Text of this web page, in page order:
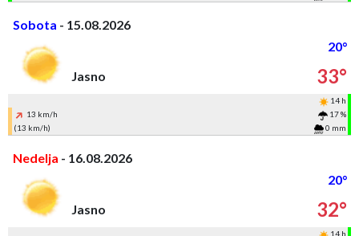
Sobota - 15.08.2026
20°
Jasno
33°
14 h
13 km/h
17 %
(13 km/h)
0 mm
Nedelja - 16.08.2026
20°
Jasno
32°
14 h